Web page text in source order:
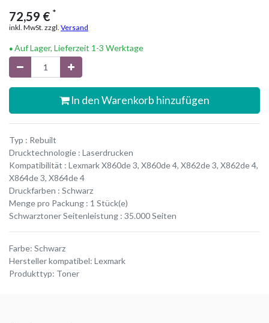
72,59 € *
inkl. MwSt. zzgl. Versand
Auf Lager, Lieferzeit 1-3 Werktage
In den Warenkorb hinzufügen
Typ : Rebuilt
Drucktechnologie : Laserdrucken
Kompatibilität : Lexmark X860de 3, X860de 4, X862de 3, X862de 4,
X864de 3, X864de 4
Druckfarben : Schwarz
Menge pro Packung : 1 Stück(e)
Schwarztoner Seitenleistung : 35.000 Seiten
Farbe: Schwarz
Hersteller kompatibel: Lexmark
Produkttyp: Toner